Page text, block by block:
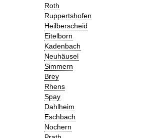
Roth
Ruppertshofen
Heilberscheid
Eitelborn
Kadenbach
Neuhäusel
Simmern
Brey
Rhens
Spay
Dahlheim
Eschbach
Nochern